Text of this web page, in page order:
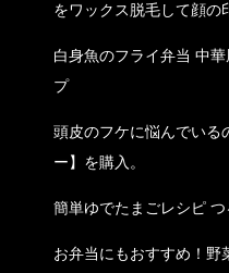
をワックス脱毛して顔の
白身魚のフライ弁当 中
プ
頭皮のフケに悩んでいる
ー】を購入。
簡単ゆでたまごレシピ
お弁当にもおすすめ！野